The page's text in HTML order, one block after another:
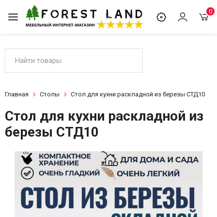
0
Главная Столы Стол для кухни раскладной из березы СТД10
Стол для кухни раскладной из
березы СТД10